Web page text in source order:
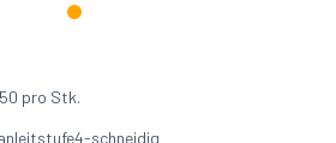
pro Stk.
4-schneidig